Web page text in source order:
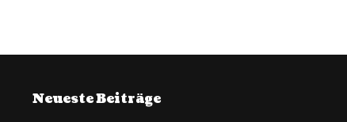
Neueste Beiträge